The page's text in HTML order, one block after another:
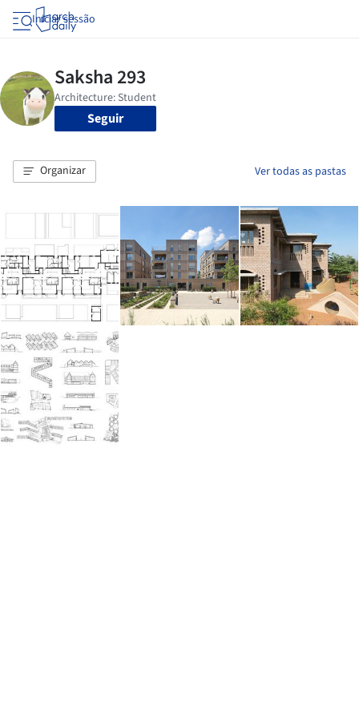
Iniciar sessão
Seguir
Organizar Ver todas as pastas